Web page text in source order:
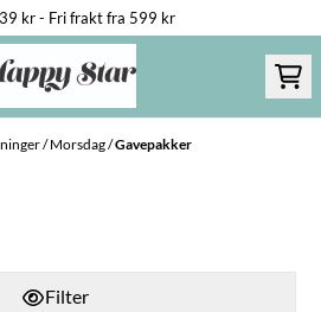
kr - Fri frakt fra 599 kr
/Morsdag/Gavepakker
Filter